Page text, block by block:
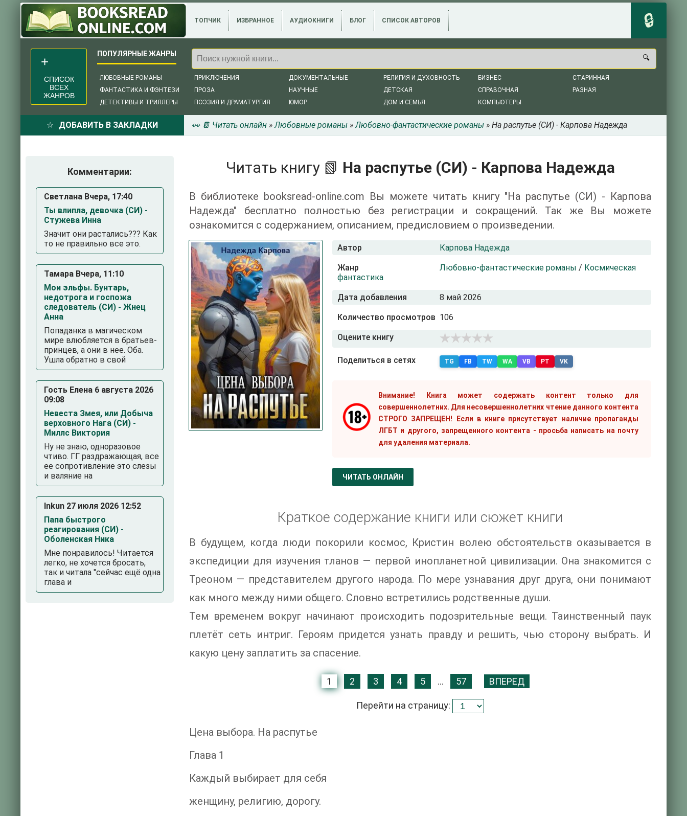
ТОПЧИК ИЗБРАННОЕ АУДИОКНИГИ БЛОГ СПИСОК АВТОРОВ
ЛЮБОВНЫЕ РОМАНЫ
ФАНТАСТИКА И ФЭНТЕЗИ
ДЕТЕКТИВЫ И ТРИЛЛЕРЫ
ПРИКЛЮЧЕНИЯ
ПРОЗА
ПОЭЗИЯ И ДРАМАТУРГИЯ
ДОКУМЕНТАЛЬНЫЕ
НАУЧНЫЕ
ЮМОР
РЕЛИГИЯ И ДУХОВНОСТЬ
ДЕТСКАЯ
ДОМ И СЕМЬЯ
БИЗНЕС
СПРАВОЧНАЯ
КОМПЬЮТЕРЫ
СТАРИННАЯ
РАЗНАЯ
СПИСОК
ВСЕХ
ЖАНРОВ
ДОБАВИТЬ В ЗАКЛАДКИ 👀 📔 Читать онлайн »Любовные романы »Любовно-фантастические романы » На распутье (СИ) - Карпова Надежда
Читать книгу 📗 На распутье (СИ) - Карпова Надежда
В библиотеке booksread-online.com Вы можете читать книгу "На распутье (СИ) - Карпова
Надежда" бесплатно полностью без регистрации и сокращений. Так же Вы можете
ознакомится с содержанием, описанием, предисловием о произведении.
Автор Карпова Надежда
Жанр Любовно-фантастические романы / Космическая
фантастика
Дата добавления 8 май 2026
Количество просмотров 106
Оцените книгу
Поделиться в сетях TG FB TW WA VB PT VK
Внимание! Книга может содержать контент только для
совершеннолетних. Для несовершеннолетних чтение данного контента
СТРОГО ЗАПРЕЩЕН! Если в книге присутствует наличие пропаганды
ЛГБТ и другого, запрещенного контента - просьба написать на почту
для удаления материала.
ЧИТАТЬ ОНЛАЙН
Краткое содержание книги или сюжет книги
В будущем, когда люди покорили космос, Кристин волею обстоятельств оказывается в
экспедиции для изучения тланов — первой инопланетной цивилизации. Она знакомится с
Треоном — представителем другого народа. По мере узнавания друг друга, они понимают
как много между ними общего. Словно встретились родственные души.
Тем временем вокруг начинают происходить подозрительные вещи. Таинственный паук
плетёт сеть интриг. Героям придется узнать правду и решить, чью сторону выбрать. И
какую цену заплатить за спасение.
1 2 3 4 5 ... 57 ВПЕРЕД
Перейти на страницу:
Цена выбора. На распутье
Глава 1
Каждый выбирает для себя
женщину, религию, дорогу.
Комментарии:
Светлана Вчера, 17:40
Ты влипла, девочка (СИ) -
Стужева Инна
Значит они растались??? Как
то не правильно все это.
Тамара Вчера, 11:10
Мои эльфы. Бунтарь,
недотрога и госпожа
следователь (СИ) - Жнец
Анна
Попаданка в магическом
мире влюбляется в братьев-
принцев, а они в нее. Оба.
Ушла обратно в свой
Гость Елена 6 августа 2026
09:08
Невеста Змея, или Добыча
верховного Нага (СИ) -
Миллс Виктория
Ну не знаю, одноразовое
чтиво. ГГ раздражающая, все
ее сопротивление это слезы
и валяние на
Inkun 27 июля 2026 12:52
Папа быстрого
реагирования (СИ) -
Оболенская Ника
Мне понравилось! Читается
легко, не хочется бросать,
так и читала "сейчас ещё одна
глава и